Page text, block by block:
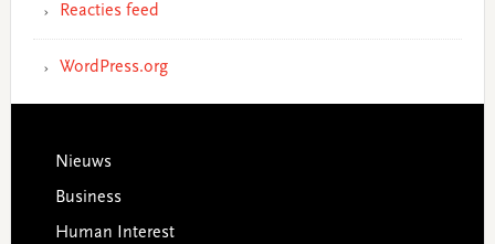
Reacties feed
WordPress.org
Footer
Nieuws
Business
Human Interest